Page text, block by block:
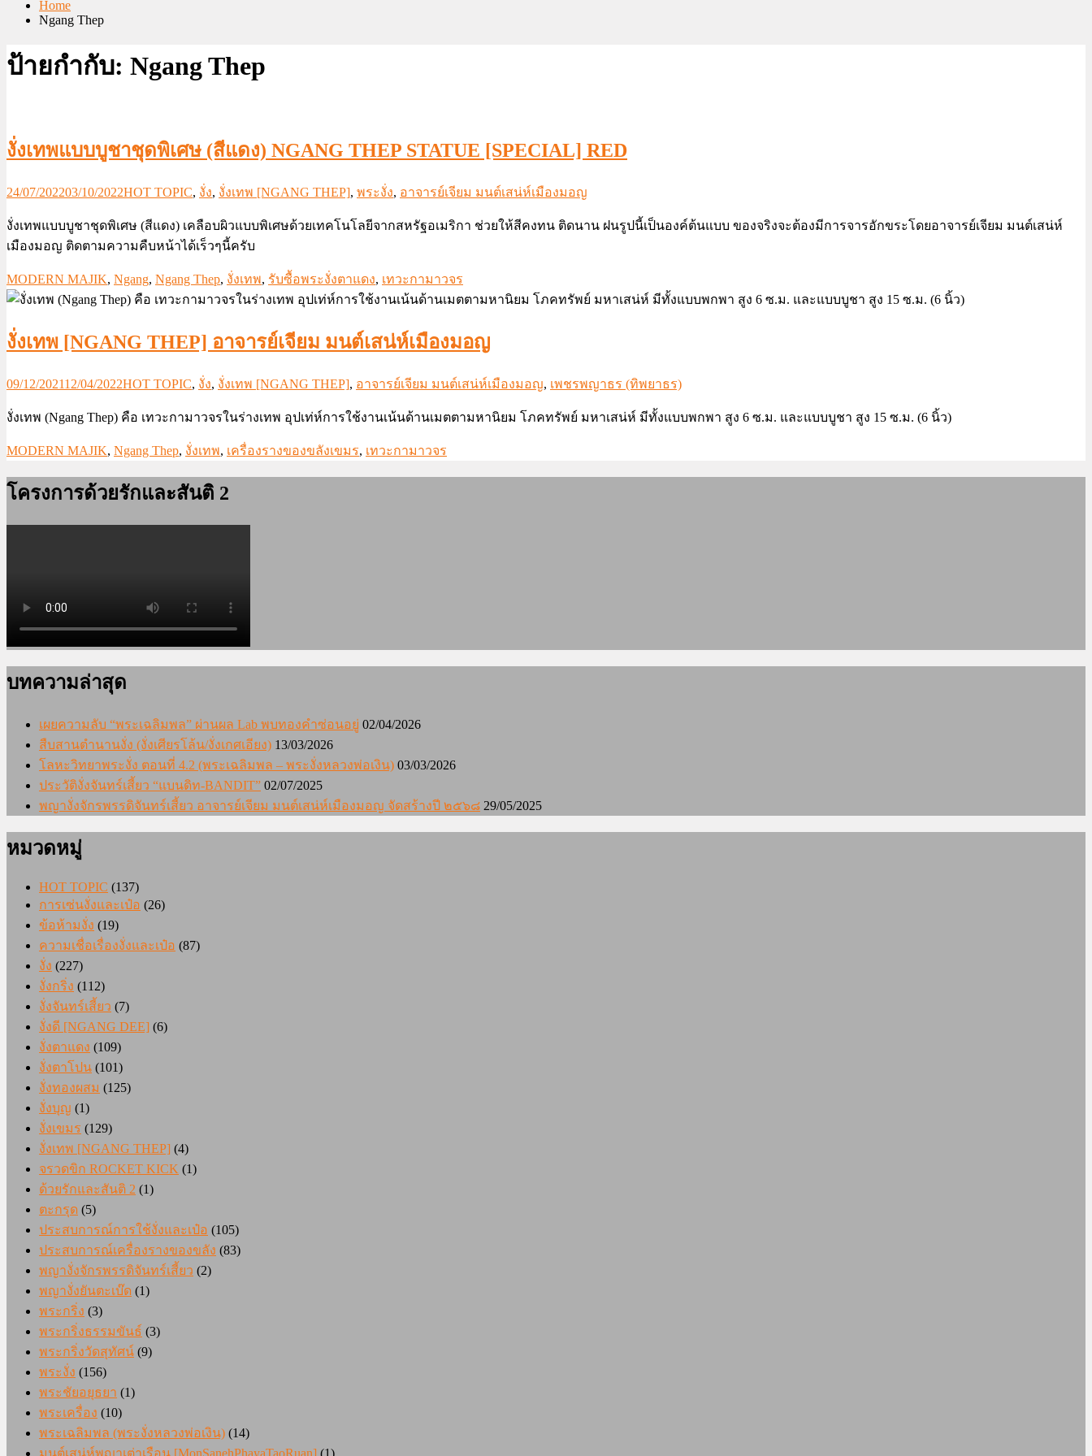
Home
Ngang Thep
ป้ายกำกับ: Ngang Thep
งั่งเทพแบบบูชาชุดพิเศษ (สีแดง) NGANG THEP STATUE [SPECIAL] RED
24/07/202203/10/2022HOT TOPIC, งั่ง, งั่งเทพ [NGANG THEP], พระงั่ง, อาจารย์เจียม มนต์เสน่ห์เมืองมอญ
งั่งเทพแบบบูชาชุดพิเศษ (สีแดง) เคลือบผิวแบบพิเศษด้วยเทคโนโลยีจากสหรัฐอเมริกา ช่วยให้สีคงทน ติดนาน ฝนรูปนี้เป็นองค์ต้นแบบ ของจริงจะต้องมีการจารอักขระโดยอาจารย์เจียม มนต์เสน่ห์
เมืองมอญ ติดตามความคืบหน้าได้เร็วๆนี้ครับ
MODERN MAJIK, Ngang, Ngang Thep, งั่งเทพ, รับซื้อพระงั่งตาแดง, เทวะกามาวจร
งั่งเทพ [NGANG THEP] อาจารย์เจียม มนต์เสน่ห์เมืองมอญ
09/12/202112/04/2022HOT TOPIC, งั่ง, งั่งเทพ [NGANG THEP], อาจารย์เจียม มนต์เสน่ห์เมืองมอญ, เพชรพญาธร (ทิพยาธร)
งั่งเทพ (Ngang Thep) คือ เทวะกามาวจรในร่างเทพ อุปเท่ห์การใช้งานเน้นด้านเมตตามหานิยม โภคทรัพย์ มหาเสน่ห์ มีทั้งแบบพกพา สูง 6 ซ.ม. และแบบบูชา สูง 15 ซ.ม. (6 นิ้ว)
MODERN MAJIK, Ngang Thep, งั่งเทพ, เครื่องรางของขลังเขมร, เทวะกามาวจร
โครงการด้วยรักและสันติ 2
บทความล่าสุด
เผยความลับ “พระเฉลิมพล” ผ่านผล Lab พบทองคำซ่อนอยู่ 02/04/2026
สืบสานตำนานงั่ง (งั่งเศียรโล้น/งั่งเกศเอียง) 13/03/2026
โลหะวิทยาพระงั่ง ตอนที่ 4.2 (พระเฉลิมพล – พระงั่งหลวงพ่อเงิน) 03/03/2026
ประวัติงั่งจันทร์เสี้ยว “แบนดิท-BANDIT” 02/07/2025
พญางั่งจักรพรรดิจันทร์เสี้ยว อาจารย์เจียม มนต์เสน่ห์เมืองมอญ จัดสร้างปี ๒๕๖๘ 29/05/2025
หมวดหมู่
HOT TOPIC (137)
การเซ่นงั่งและเป๋อ (26)
ข้อห้ามงั่ง (19)
ความเชื่อเรื่องงั่งและเป๋อ (87)
งั่ง (227)
งั่งกริ่ง (112)
งั่งจันทร์เสี้ยว (7)
งั่งดี [NGANG DEE] (6)
งั่งตาแดง (109)
งั่งตาโปน (101)
งั่งทองผสม (125)
งั่งบุญ (1)
งั่งเขมร (129)
งั่งเทพ [NGANG THEP] (4)
จรวดขิก ROCKET KICK (1)
ด้วยรักและสันติ 2 (1)
ตะกรุด (5)
ประสบการณ์การใช้งั่งและเป๋อ (105)
ประสบการณ์เครื่องรางของขลัง (83)
พญางั่งจักรพรรดิจันทร์เสี้ยว (2)
พญางั่งยันตะเบ๊ด (1)
พระกริ่ง (3)
พระกริ่งธรรมขันธ์ (3)
พระกริ่งวัดสุทัศน์ (9)
พระงั่ง (156)
พระชัยอยุธยา (1)
พระเครื่อง (10)
พระเฉลิมพล (พระงั่งหลวงพ่อเงิน) (14)
มนต์เสน่ห์พญาเต่าเรือน [MonSanehPhayaTaoRuan] (1)